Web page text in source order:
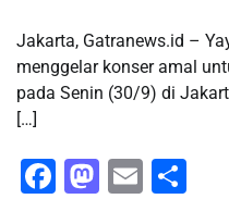
Jakarta, Gatranews.id –
menggelar konser amal
pada Senin (30/9) di
[…]
FacebookEmail